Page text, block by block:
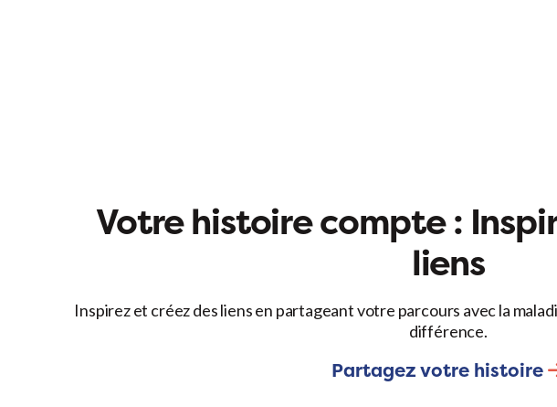
Votre histoire compte :
liens
Inspirez et créez des liens en partageant votre parcours avec la
différence.
Partagez votre histoire